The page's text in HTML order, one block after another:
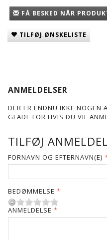
FÅ BESKED NÅR
TILFØJ ØNSKELISTE
ANMELDELSER
DER ER ENDNU IKKE NOGEN
GLADE FOR HVIS DU VIL
TILFØJ
FORNAVN OG EFTERNAVN(E)
BEDØMMELSE
ANMELDELSE